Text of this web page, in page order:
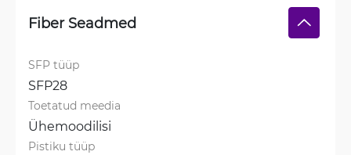
Fiber Seadmed
SFP tüüp
SFP28
Toetatud meedia
Ühemoodilisi
Pistiku tüüp